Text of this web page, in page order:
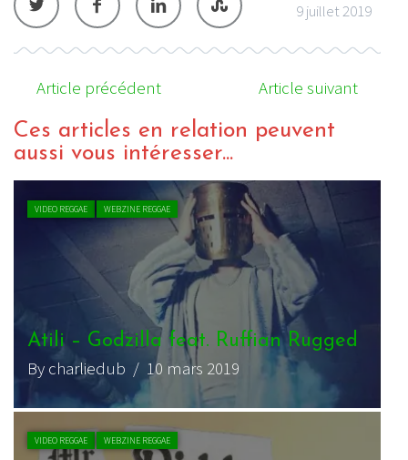
9 juillet 2019
Article précédent Article suivant
Ces articles en relation peuvent
aussi vous intéresser...
VIDEO REGGAE WEBZINE REGGAE
Atili – Going On ft Panda Dub
By charliedub / 29 juin 2018
CHRONIQUE REGGAE WEBZINE REGGAE